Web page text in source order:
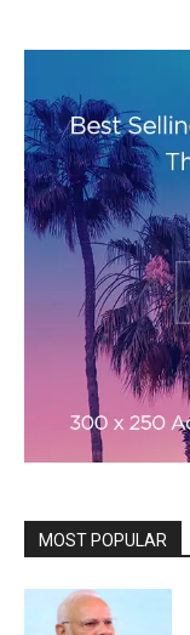
MOST POPULAR